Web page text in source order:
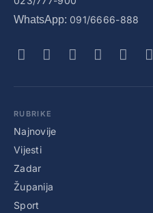
WhatsApp: 091/6666-888
RUBRIKE
Najnovije
Vijesti
Zadar
Županija
Sport